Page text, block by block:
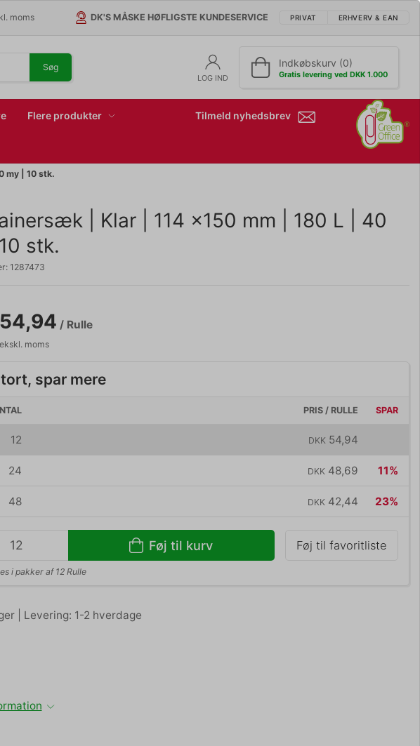
moms DK'S MÅSKE HØFLIGSTE KUNDESERVICE PRIVAT ERHVERV & EAN
Søg
LOG IND
Indkøbskurv (0)
Gratis levering ved DKK 1.000
Flere produkter Tilmeld nyhedsbrev
my | 10 stk.
| Klar | 114 x150 mm | 180 L | 40
stk.
1287473
/ Rulle
moms
spar mere
PRIS / RULLE SPAR
Føj til kurv
i pakker af 12 Rulle
Føj til favoritliste
12 DKK 54,94
24 DKK 48,69 11%
48 DKK 42,44 23%
| Levering: 1-2 hverdage